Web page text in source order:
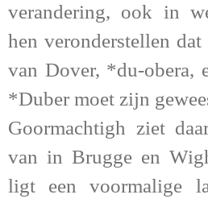
verandering, ook in
hen veronderstellen dat
van Dover, *du-obera,
*Duber moet zijn
Goormachtigh ziet
van in Brugge en
ligt een voormalige